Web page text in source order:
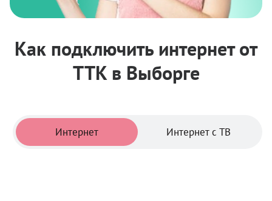
Как подключить интернет от
ТТК в Выборге
Интернет Интернет с ТВ
Тарифы